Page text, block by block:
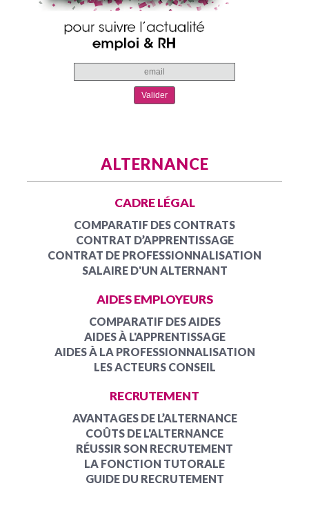
ALTERNANCE
CADRE LÉGAL
COMPARATIF DES CONTRATS
CONTRAT D’APPRENTISSAGE
CONTRAT DE PROFESSIONNALISATION
SALAIRE D'UN ALTERNANT
AIDES EMPLOYEURS
COMPARATIF DES AIDES
AIDES À L'APPRENTISSAGE
AIDES À LA PROFESSIONNALISATION
LES ACTEURS CONSEIL
RECRUTEMENT
AVANTAGES DE L’ALTERNANCE
COÛTS DE L'ALTERNANCE
RÉUSSIR SON RECRUTEMENT
LA FONCTION TUTORALE
GUIDE DU RECRUTEMENT